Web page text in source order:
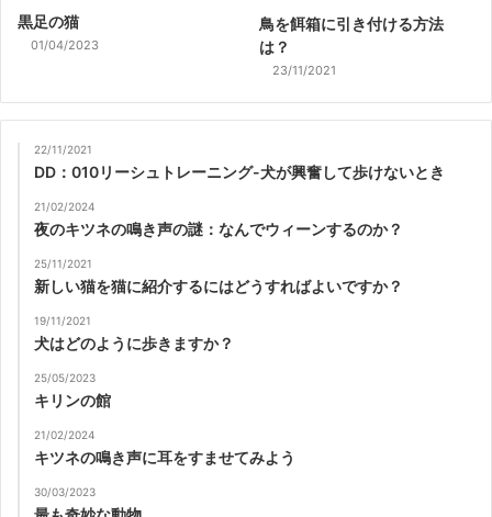
黒足の猫
01/04/2023
鳥を餌箱に引き付ける方法
は？
23/11/2021
22/11/2021
DD：010リーシュトレーニング-犬が興奮して歩けないとき
21/02/2024
夜のキツネの鳴き声の謎：なんでウィーンするのか？
25/11/2021
新しい猫を猫に紹介するにはどうすればよいですか？
19/11/2021
犬はどのように歩きますか？
25/05/2023
キリンの館
21/02/2024
キツネの鳴き声に耳をすませてみよう
30/03/2023